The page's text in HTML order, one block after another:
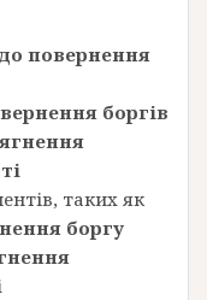
повернення
боргів
таких як
боргу